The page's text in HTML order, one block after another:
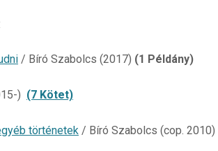
/ Bíró Szabolcs (2017) (1 Példány)
) (7 Kötet)
történetek / Bíró Szabolcs (cop. 2010)